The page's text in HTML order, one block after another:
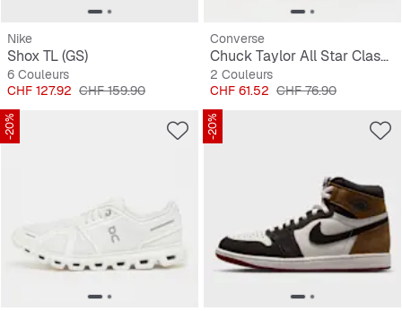
Nike
Shox TL (GS)
6 Couleurs
Prix
CHF 127.92 Prix original
CHF 159.90
Converse
Chuck Taylor All Star Classic (GS)
2 Couleurs
Prix
CHF 61.52 Prix original
CHF 76.90
-20% -20%